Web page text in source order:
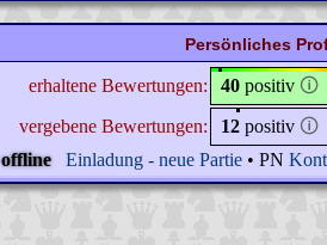
Persönliches
erhaltene Bewertungen: 40 positiv 🛈
vergebene Bewertungen:
12 positiv 🛈
offline
Einladung - neue Partie • PN